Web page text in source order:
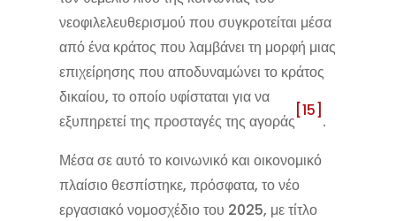
νεοφιλελευθερισμού που συγκροτείται μέσα
από ένα κράτος που λαμβάνει τη μορφή μιας
επιχείρησης που αποδυναμώνει το κράτος
δικαίου, το οποίο υφίσταται για να
εξυπηρετεί της προσταγές της αγοράς
[15]
.
Μέσα σε αυτό το κοινωνικό και οικονομικό
πλαίσιο θεσπίστηκε, πρόσφατα, το νέο
εργασιακό νομοσχέδιο του 2025, με τίτλο